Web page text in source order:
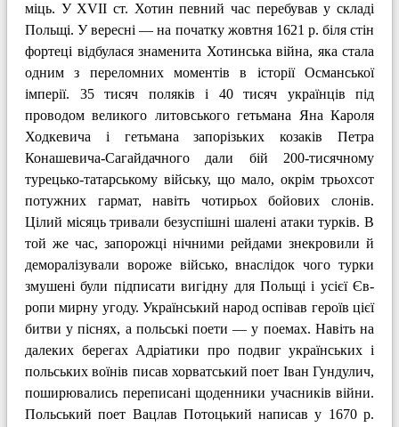
міць. У XVII ст. Хотин певний час пере­бував у складі
Польщі. У вересні — на початку жовтня 1621 р. біля стін
фортеці відбулася знаменита Хотинська війна, яка стала
одним з переломних моментів в історії Османської
імперії. 35 тисяч по­ляків і 40 тисяч українців під
проводом ве­ликого литовського гетьмана Яна Кароля
Ходкевича і гетьмана запорізьких коза­ків Петра
Конашевича-Сагайдачного дали бій 200-тисячному
турецько-татарському війську, що мало, окрім трьохсот
потуж­них гармат, навіть чотирьох бойо­вих слонів.
Цілий місяць тривали безуспішні шалені атаки турків. В
той же час, запорожці нічними рейдами знекровили й
деморалі­зували вороже військо, внаслідок чого турки
змушені були підписа­ти вигідну для Польщі і усієї Єв­
ропи мирну угоду. Український народ оспівав ге­роїв цієї
битви у піснях, а поль­ські поети — у поемах. Навіть на
далеких берегах Адріатики про подвиг українських і
поль­ських воїнів писав хорват­ський поет Іван Гундулич,
поширюва­лись переписані щоденники учасників війни.
Польський поет Вацлав Потоцький написав у 1670 р.